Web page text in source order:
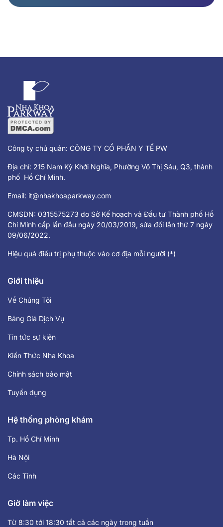
Công ty chủ quản: CÔNG TY CỔ PHẦN Y TẾ PW
Địa chỉ: 215 Nam Kỳ Khởi Nghĩa, Phường Võ Thị Sáu, Q3, thành
phố Hồ Chí Minh.
Email: it@nhakhoaparkway.com
CMSDN: 0315575273 do Sở Kế hoạch và Đầu tư Thành phố Hồ
Chí Minh cấp lần đầu ngày 20/03/2019, sửa đổi lần thứ 7 ngày
09/06/2022.
Hiệu quả điều trị phụ thuộc vào cơ địa mỗi người (*)
Giới thiệu
Về Chúng Tôi
Bảng Giá Dịch Vụ
Tin tức sự kiện
Kiến Thức Nha Khoa
Chính sách bảo mật
Tuyển dụng
Hệ thống phòng khám
Tp. Hồ Chí Minh
Hà Nội
Các Tỉnh
Giờ làm việc
Từ 8:30 tới 18:30 tất cả các ngày trong tuần